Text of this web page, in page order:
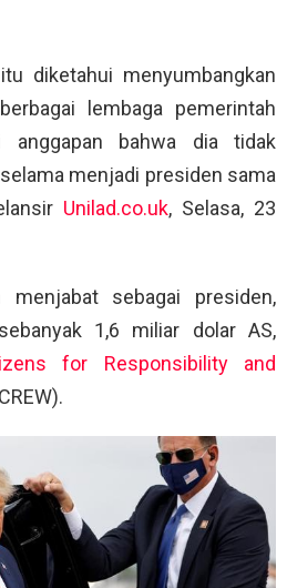
diketahui menyumbangkan
lembaga pemerintah
anggapan bahwa dia tidak
menjadi presiden sama
Unilad.co.uk, Selasa, 23
menjabat sebagai presiden,
1,6 miliar dolar AS,
for Responsibility and